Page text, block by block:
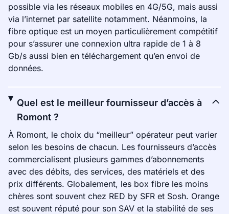
possible via les réseaux mobiles en 4G/5G, mais aussi
via l’internet par satellite notamment. Néanmoins, la
fibre optique est un moyen particulièrement compétitif
pour s’assurer une connexion ultra rapide de 1 à 8
Gb/s aussi bien en téléchargement qu’en envoi de
données.
Quel est le meilleur fournisseur d’accès à
Romont ?
À Romont, le choix du “meilleur” opérateur peut varier
selon les besoins de chacun. Les fournisseurs d’accès
commercialisent plusieurs gammes d’abonnements
avec des débits, des services, des matériels et des
prix différents. Globalement, les box fibre les moins
chères sont souvent chez RED by SFR et Sosh. Orange
est souvent réputé pour son SAV et la stabilité de ses